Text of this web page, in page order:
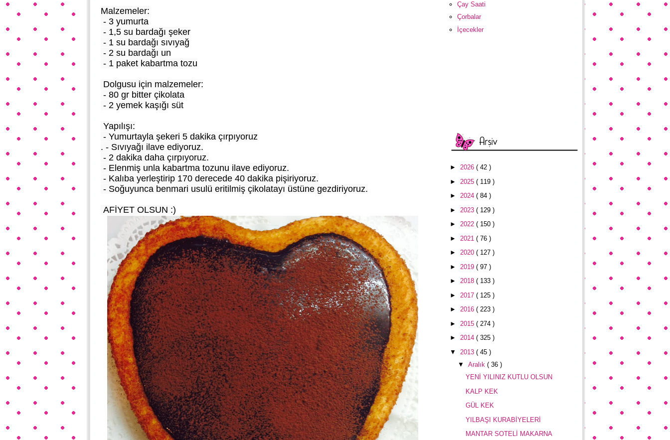
Malzemeler:
- 3 yumurta
- 1,5 su bardağı şeker
- 1 su bardağı sıvıyağ
- 2 su bardağı un
- 1 paket kabartma tozu
Dolgusu için malzemeler:
- 80 gr bitter çikolata
- 2 yemek kaşığı süt
Yapılışı:
- Yumurtayla şekeri 5 dakika çırpıyoruz
. - Sıvıyağı ilave ediyoruz.
- 2 dakika daha çırpıyoruz.
- Elenmiş unla kabartma tozunu ilave ediyoruz.
- Kalıba yerleştirip 170 derecede 40 dakika pişiriyoruz.
- Soğuyunca benmari usulü eritilmiş çikolatayı üstüne gezdiriyoruz.
AFİYET OLSUN :)
Çay Saati
Çorbalar
İçecekler
► 2026 ( 42 )
► 2025 ( 119 )
► 2024 ( 84 )
► 2023 ( 129 )
► 2022 ( 150 )
► 2021 ( 76 )
► 2020 ( 127 )
► 2019 ( 97 )
► 2018 ( 133 )
► 2017 ( 125 )
► 2016 ( 223 )
► 2015 ( 274 )
► 2014 ( 325 )
▼ 2013 ( 45 )
▼ Aralık ( 36 )
YENİ YILINIZ KUTLU OLSUN
KALP KEK
GÜL KEK
YILBAŞI KURABİYELERİ
MANTAR SOTELİ MAKARNA